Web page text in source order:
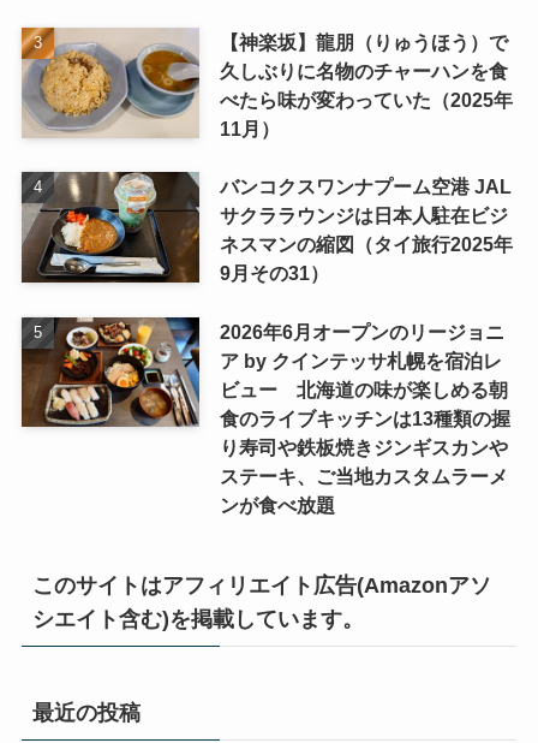
【神楽坂】龍朋（りゅうほう）で
久しぶりに名物のチャーハンを食
べたら味が変わっていた（2025年
11月）
バンコクスワンナプーム空港 JAL
サクララウンジは日本人駐在ビジ
ネスマンの縮図（タイ旅行2025年
9月その31）
2026年6月オープンのリージョニ
ア by クインテッサ札幌を宿泊レ
ビュー 北海道の味が楽しめる朝
食のライブキッチンは13種類の握
り寿司や鉄板焼きジンギスカンや
ステーキ、ご当地カスタムラーメ
ンが食べ放題
このサイトはアフィリエイト広告(Amazonアソ
シエイト含む)を掲載しています。
最近の投稿